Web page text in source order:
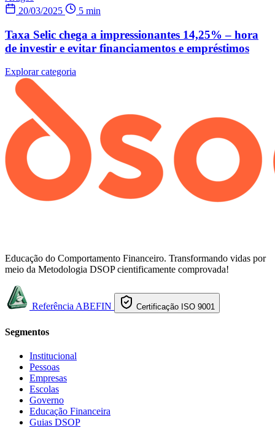
20/03/2025
5 min
Taxa Selic chega a impressionantes 14,25% – hora
de investir e evitar financiamentos e empréstimos
Explorar categoria
Educação do Comportamento Financeiro. Transformando vidas por
meio da Metodologia DSOP cientificamente comprovada!
Referência ABEFIN Certificação ISO 9001
Segmentos
Institucional
Pessoas
Empresas
Escolas
Governo
Educação Financeira
Guias DSOP